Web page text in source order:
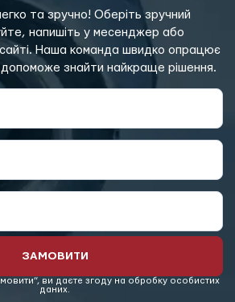
та зручно! Оберіть зручний
напишіть у месенджер або
Наша команда швидко опрацює
знайти найкраще рішення.
ЗАМОВИТИ
ви даєте згоду на обробку особистих
даних.